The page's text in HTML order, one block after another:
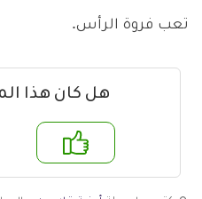
تعب فروة الرأس.
هل كان هذا
لا